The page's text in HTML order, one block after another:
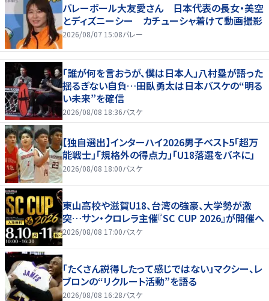
バレーボール大友愛さん 日本代表の長女・美空
とディズニーシー カチューシャ着けて動画撮影
2026/08/07 15:08バレー
「誰が何を言おうが、僕は日本人」八村塁が語った
揺るぎない自負…田臥勇太は日本バスケの“明る
い未来”を確信
2026/08/08 18:36バスケ
【独自選出】インターハイ2026男子ベスト5「超万
能戦士」「規格外の得点力」「U18落選をバネに」
2026/08/08 18:00バスケ
東山高校や滋賀U18、台湾の強豪、大学勢が激
突…サン・クロレラ主催『SC CUP 2026』が開催へ
2026/08/08 17:00バスケ
「たくさん説得したって感じではない」マクシー、レ
ブロンの“リクルート活動”を語る
2026/08/08 16:28バスケ